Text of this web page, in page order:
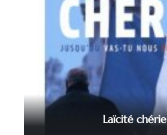
Laïcité chérie